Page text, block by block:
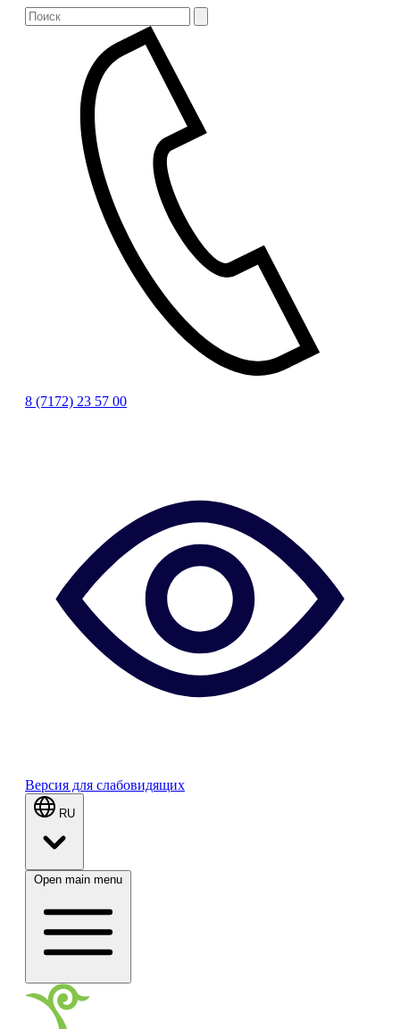
8 (7172) 23 57 00
Версия для слабовидящих
RU
Open main menu